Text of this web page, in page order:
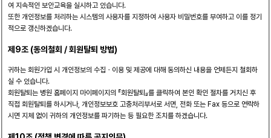
여 지속적인 보안교육을 실시하고 있습니다.
또한 개인정보를 처리하는 시스템의 사용자를 지정하여 사용자 비밀번호를 부여하고 이를 정기
적으로 갱신하겠습니다.
제9조 (동의철회 / 회원탈퇴 방법)
귀하는 회원가입 시 개인정보의 수집ㆍ이용 및 제공에 대해 동의하신 내용을 언제든지 철회하
실 수 있습니다.
회원탈퇴는 병원 홈페이지 마이페이지의 『회원탈퇴』를 클릭하여 본인 확인 절차를 거치신 후
직접 회원탈퇴를 하시거나, 개인정보보호 고충처리부서로 서면, 전화 또는 Fax 등으로 연락하
시면 지체 없이 귀하의 개인정보를 파기하는 등 필요한 조치를 하겠습니다.